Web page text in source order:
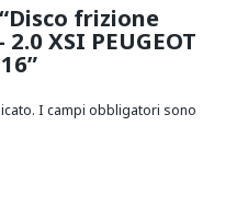
frizione
2.0 XSI PEUGEOT
I campi obbligatori sono